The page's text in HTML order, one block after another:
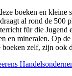
boeken en
al rond de 500
für die
en mineralen. Op
zelf, zijn ook